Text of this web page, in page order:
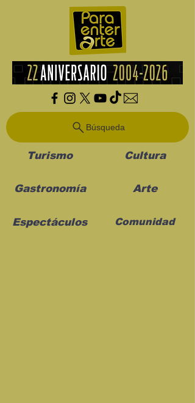
Búsqueda
Turismo Cultura
Gastronomía Arte
Espectáculos Comunidad